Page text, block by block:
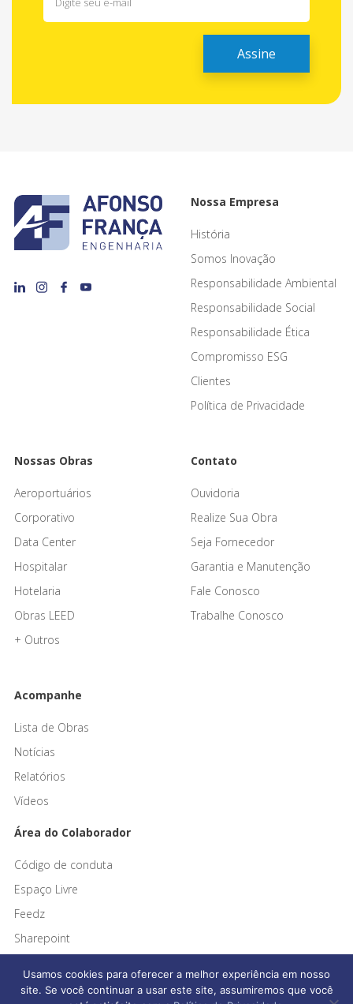
Nossa Empresa
História
Somos Inovação
Responsabilidade Ambiental
Responsabilidade Social
Responsabilidade Ética
Compromisso ESG
Clientes
Política de Privacidade
Nossas Obras
Aeroportuários
Corporativo
Data Center
Hospitalar
Hotelaria
Obras LEED
+ Outros
Contato
Ouvidoria
Realize Sua Obra
Seja Fornecedor
Garantia e Manutenção
Fale Conosco
Trabalhe Conosco
Acompanhe
Lista de Obras
Notícias
Relatórios
Vídeos
Área do Colaborador
Código de conduta
Espaço Livre
Feedz
Sharepoint
Usamos cookies para oferecer a melhor experiência em nosso
site. Se você continuar a usar este site, assumiremos que você